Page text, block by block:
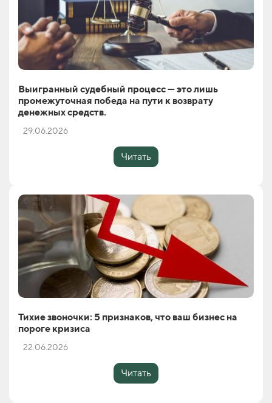
Выигранный судебный процесс — это лишь
промежуточная победа на пути к возврату
денежных средств.
29.06.2026
Читать
Тихие звоночки: 5 признаков, что ваш бизнес на
пороге кризиса
22.06.2026
Читать